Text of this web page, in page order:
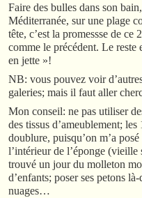
Faire des bulles dans son
Méditerranée, sur une plage
tête, c’est la promessse de ce
comme le précédent. Le
en jette »!
NB: vous pouvez voir
galeries; mais il faut aller
Mon conseil: ne pas utiliser
des tissus d’ameublement;
doublure, puisqu’on m’a
l’intérieur de l’éponge (vieille
trouvé un jour du molleton
d’enfants; poser ses petons
nuages…